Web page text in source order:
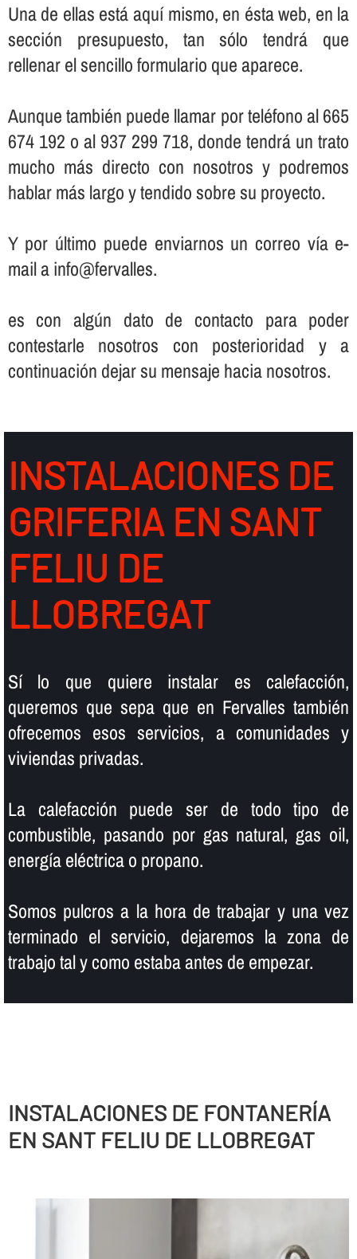
Una de ellas está aquí­ mismo, en ésta web, en la
sección presupuesto, tan sólo tendrá que
rellenar el sencillo formulario que aparece.
Aunque también puede llamar por teléfono al 665
674 192 o al 937 299 718, donde tendrá un trato
mucho más directo con nosotros y podremos
hablar más largo y tendido sobre su proyecto.
Y por último puede enviarnos un correo ví­a e-
mail a info@fervalles.
es con algún dato de contacto para poder
contestarle nosotros con posterioridad y a
continuación dejar su mensaje hacia nosotros.
INSTALACIONES DE
GRIFERIA EN SANT
FELIU DE
LLOBREGAT
Sí­ lo que quiere instalar es calefacción,
queremos que sepa que en Fervalles también
ofrecemos esos servicios, a comunidades y
viviendas privadas.
La calefacción puede ser de todo tipo de
combustible, pasando por gas natural, gas oil,
energí­a eléctrica o propano.
Somos pulcros a la hora de trabajar y una vez
terminado el servicio, dejaremos la zona de
trabajo tal y como estaba antes de empezar.
INSTALACIONES DE FONTANERÍ­A
EN SANT FELIU DE LLOBREGAT